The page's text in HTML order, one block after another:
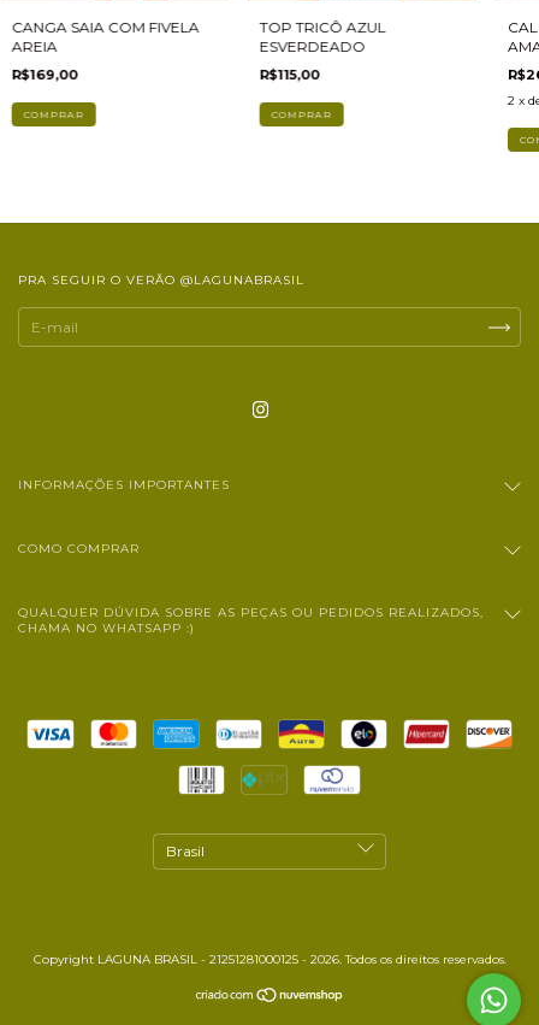
CANGA SAIA COM FIVELA
AREIA
R$169,00
TOP TRICÔ AZUL
ESVERDEADO
R$115,00
COMPRAR
2 x
PRA SEGUIR O VERÃO @LAGUNABRASIL
INFORMAÇÕES IMPORTANTES
COMO COMPRAR
QUALQUER DÚVIDA SOBRE AS PEÇAS OU PEDIDOS REALIZADOS,
CHAMA NO WHATSAPP :)
Copyright LAGUNA BRASIL - 21251281000125 - 2026. Todos os direitos reservados.